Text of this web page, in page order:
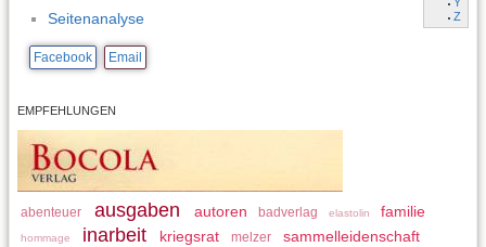
Z
Seitenanalyse
Facebook Email
EMPFEHLUNGEN
abenteuer ausgaben autoren badverlag elastolin familie
hommage inarbeit kriegsrat melzer sammelleidenschaft